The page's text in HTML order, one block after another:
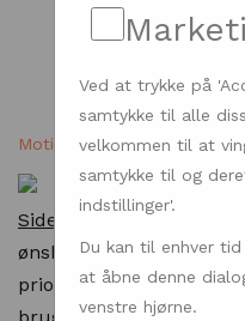
Motion |
Sidea.dk
forhandler
ønsker det bedste.
prioritere dit fitness
Ved at trykke på
samtykke til alle
velkommen til at
samtykke til og
indstillinger'.
Du kan til enhver
at åbne denne
venstre hjørne.